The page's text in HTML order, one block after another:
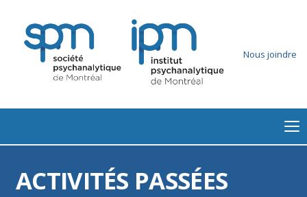
Nous joindre
ACTIVITÉS PASSÉES